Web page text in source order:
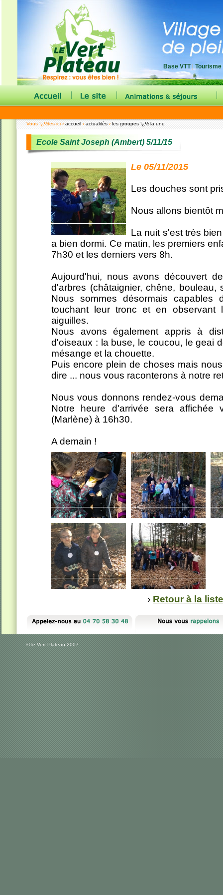
Vous ï¿½tes ici › accueil › actualités › les groupes ï¿½ la une
Ecole Saint Joseph (Ambert) 5/11/15
Le 05/11/2015
Les douches sont
Nous allons bientôt
La nuit s'est très
a bien dormi. Ce matin, les premiers
7h30 et les derniers vers 8h.
Aujourd'hui, nous avons découvert
d'arbres (châtaignier, chêne, bouleau,
Nous sommes désormais capables
touchant leur tronc et en observant
aiguilles.
Nous avons également appris à
d'oiseaux : la buse, le coucou, le geai
mésange et la chouette.
Puis encore plein de choses mais
dire ... nous vous raconterons à notre
Nous vous donnons rendez-vous
Notre heure d'arrivée sera affichée
(Marlène) à 16h30.
A demain !
› Retour à la
© le Vert Plateau 2007
| | |
Base VTT|Tourisme